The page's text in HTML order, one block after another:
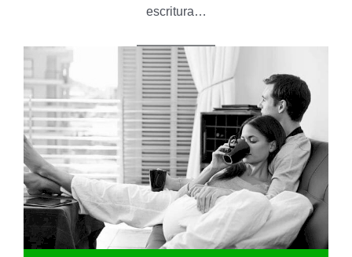
escritura…